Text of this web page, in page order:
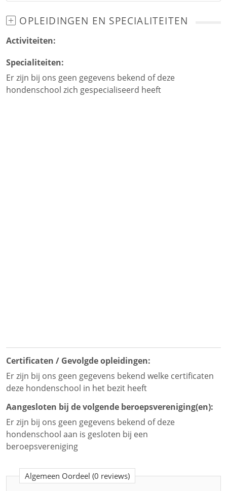
OPLEIDINGEN EN SPECIALITEITEN
Activiteiten:
Specialiteiten:
Er zijn bij ons geen gegevens bekend of deze
hondenschool zich gespecialiseerd heeft
Certificaten / Gevolgde opleidingen:
Er zijn bij ons geen gegevens bekend welke certificaten
deze hondenschool in het bezit heeft
Aangesloten bij de volgende beroepsvereniging(en):
Er zijn bij ons geen gegevens bekend of deze
hondenschool aan is gesloten bij een
beroepsvereniging
Algemeen Oordeel (0 reviews)